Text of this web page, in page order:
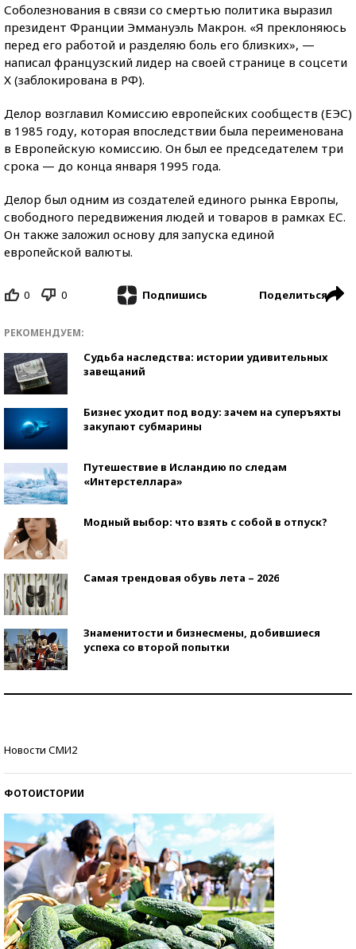
Соболезнования в связи со смертью политика выразил
президент Франции Эммануэль Макрон. «Я преклоняюсь
перед его работой и разделяю боль его близких», —
написал французский лидер на своей странице в соцсети
Х (заблокирована в РФ).
Делор возглавил Комиссию европейских сообществ (ЕЭС)
в 1985 году, которая впоследствии была переименована
в Европейскую комиссию. Он был ее председателем три
срока — до конца января 1995 года.
Делор был одним из создателей единого рынка Европы,
свободного передвижения людей и товаров в рамках ЕС.
Он также заложил основу для запуска единой
европейской валюты.
0 0 Подпишись Поделиться
РЕКОМЕНДУЕМ:
Судьба наследства: истории удивительных
завещаний
Бизнес уходит под воду: зачем на суперъяхты
закупают субмарины
Путешествие в Исландию по следам
«Интерстеллара»
Модный выбор: что взять с собой в отпуск?
Самая трендовая обувь лета – 2026
Знаменитости и бизнесмены, добившиеся
успеха со второй попытки
Новости СМИ2
ФОТОИСТОРИИ